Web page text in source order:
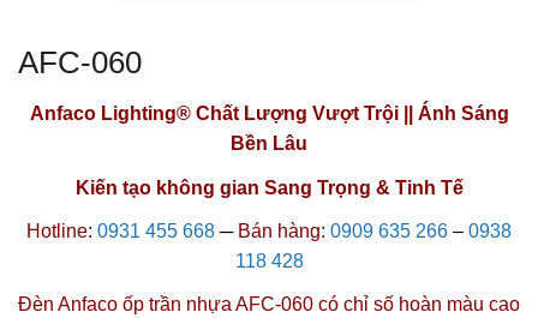
AFC-060
Anfaco Lighting® Chất Lượng Vượt Trội || Ánh Sáng
Bền Lâu
Kiến tạo không gian Sang Trọng & Tinh Tế
Hotline: 0931 455 668 ─Bán hàng: 0909 635 266 – 0938
118 428
Đèn Anfaco ốp trần nhựa AFC-060 có chỉ số hoàn màu cao